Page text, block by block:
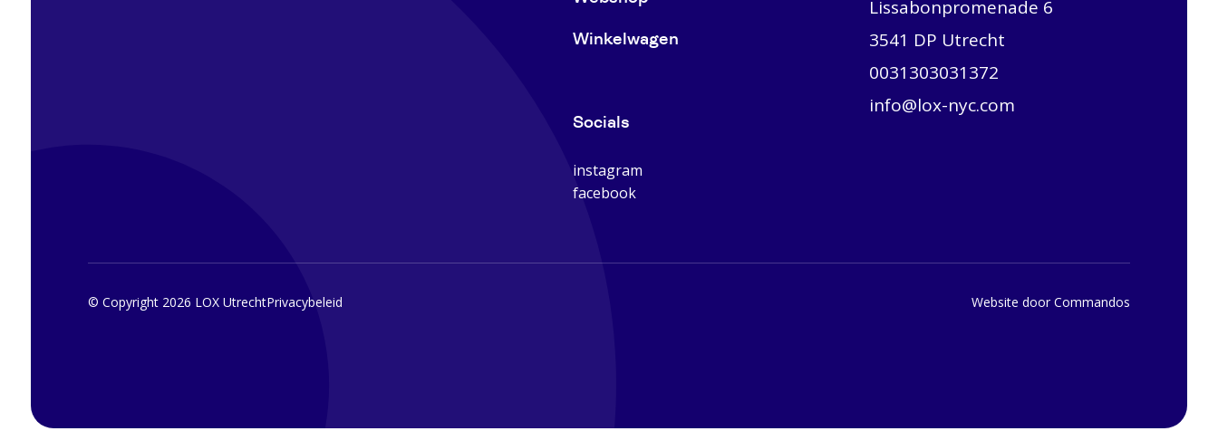
Winkelwagen
Socials
instagram
facebook
Lissabonpromenade 6
3541 DP Utrecht
0031303031372
info@lox-nyc.com
© Copyright 2026 LOX UtrechtPrivacybeleid Website door Commandos